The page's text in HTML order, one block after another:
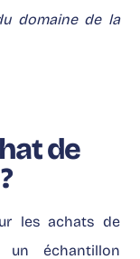
domaine de la
de
les achats de
échantillon